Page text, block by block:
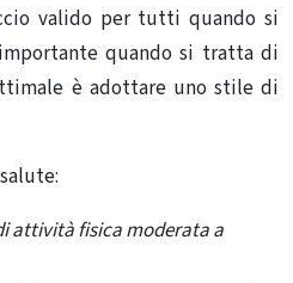
valido per tutti quando si
quando si tratta di
è adottare uno stile di
attività fisica moderata a